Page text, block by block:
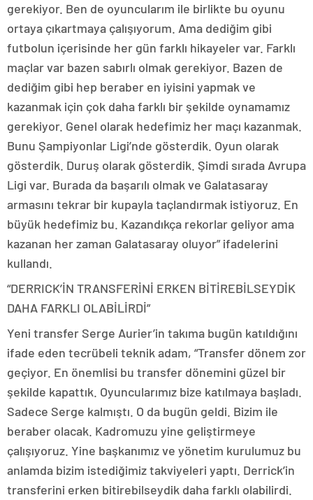
gerekiyor. Ben de oyuncularım ile birlikte bu oyunu
ortaya çıkartmaya çalışıyorum. Ama dediğim gibi
futbolun içerisinde her gün farklı hikayeler var. Farklı
maçlar var bazen sabırlı olmak gerekiyor. Bazen de
dediğim gibi hep beraber en iyisini yapmak ve
kazanmak için çok daha farklı bir şekilde oynamamız
gerekiyor. Genel olarak hedefimiz her maçı kazanmak.
Bunu Şampiyonlar Ligi’nde gösterdik. Oyun olarak
gösterdik. Duruş olarak gösterdik. Şimdi sırada Avrupa
Ligi var. Burada da başarılı olmak ve Galatasaray
armasını tekrar bir kupayla taçlandırmak istiyoruz. En
büyük hedefimiz bu. Kazandıkça rekorlar geliyor ama
kazanan her zaman Galatasaray oluyor” ifadelerini
kullandı.
“DERRICK’İN TRANSFERİNİ ERKEN BİTİREBİLSEYDİK
DAHA FARKLI OLABİLİRDİ”
Yeni transfer Serge Aurier’in takıma bugün katıldığını
ifade eden tecrübeli teknik adam, “Transfer dönem zor
geçiyor. En önemlisi bu transfer dönemini güzel bir
şekilde kapattık. Oyuncularımız bize katılmaya başladı.
Sadece Serge kalmıştı. O da bugün geldi. Bizim ile
beraber olacak. Kadromuzu yine geliştirmeye
çalışıyoruz. Yine başkanımız ve yönetim kurulumuz bu
anlamda bizim istediğimiz takviyeleri yaptı. Derrick’in
transferini erken bitirebilseydik daha farklı olabilirdi.